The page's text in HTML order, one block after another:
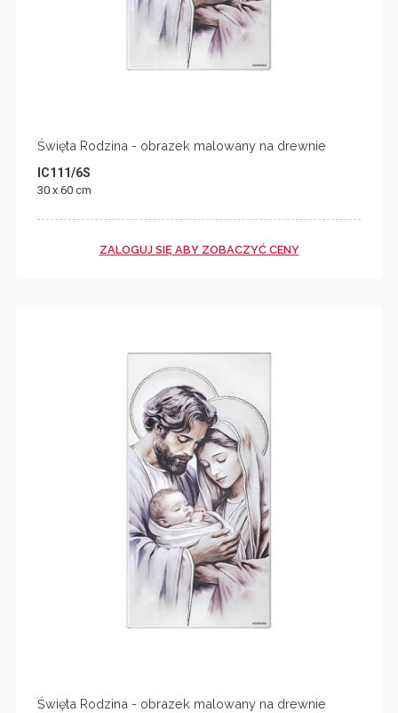
Święta Rodzina - obrazek malowany na drewnie
IC111/6S
30 x 60 cm
ZALOGUJ SIĘ ABY ZOBACZYĆ CENY
Święta Rodzina - obrazek malowany na drewnie